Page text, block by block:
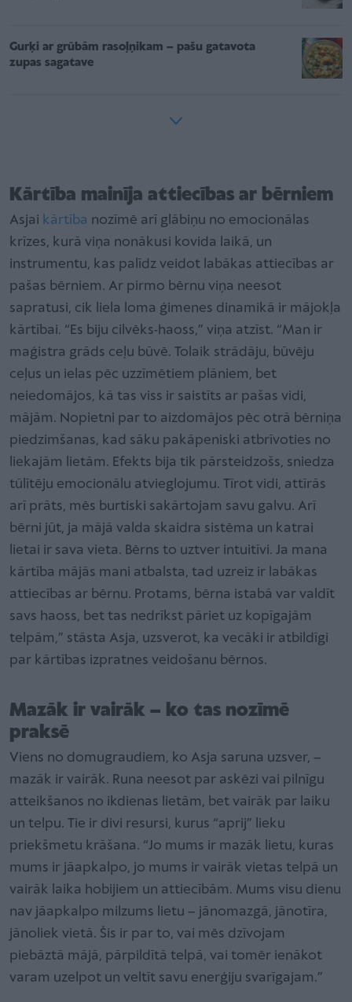
Gurķi ar grūbām rasoļņikam – pašu gatavota
zupas sagatave
Kārtība mainīja attiecības ar bērniem
Asjai kārtība nozīmē arī glābiņu no emocionālas
krīzes, kurā viņa nonākusi kovida laikā, un
instrumentu, kas palīdz veidot labākas attiecības ar
pašas bērniem. Ar pirmo bērnu viņa neesot
sapratusi, cik liela loma ģimenes dinamikā ir mājokļa
kārtībai. “Es biju cilvēks-haoss,” viņa atzīst. “Man ir
maģistra grāds ceļu būvē. Tolaik strādāju, būvēju
ceļus un ielas pēc uzzīmētiem plāniem, bet
neiedomājos, kā tas viss ir saistīts ar pašas vidi,
mājām. Nopietni par to aizdomājos pēc otrā bērniņa
piedzimšanas, kad sāku pakāpeniski atbrīvoties no
liekajām lietām. Efekts bija tik pārsteidzošs, sniedza
tūlītēju emocionālu atvieglojumu. Tīrot vidi, attīrās
arī prāts, mēs burtiski sakārtojam savu galvu. Arī
bērni jūt, ja mājā valda skaidra sistēma un katrai
lietai ir sava vieta. Bērns to uztver intuitīvi. Ja mana
kārtība mājās mani atbalsta, tad uzreiz ir labākas
attiecības ar bērnu. Protams, bērna istabā var valdīt
savs haoss, bet tas nedrīkst pāriet uz kopīgajām
telpām,” stāsta Asja, uzsverot, ka vecāki ir atbildīgi
par kārtības izpratnes veidošanu bērnos.
Mazāk ir vairāk – ko tas nozīmē
praksē
Viens no domugraudiem, ko Asja saruna uzsver, –
mazāk ir vairāk. Runa neesot par askēzi vai pilnīgu
atteikšanos no ikdienas lietām, bet vairāk par laiku
un telpu. Tie ir divi resursi, kurus “aprij” lieku
priekšmetu krāšana. “Jo mums ir mazāk lietu, kuras
mums ir jāapkalpo, jo mums ir vairāk vietas telpā un
vairāk laika hobijiem un attiecībām. Mums visu dienu
nav jāapkalpo milzums lietu – jānomazgā, jānotīra,
jānoliek vietā. Šis ir par to, vai mēs dzīvojam
piebāztā mājā, pārpildītā telpā, vai tomēr ienākot
varam uzelpot un veltīt savu enerģiju svarīgajam.”